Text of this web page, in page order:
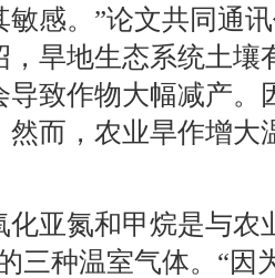
感。”论文共同通
，旱地生态系统土壤
导致作物大幅减产。
然而，农业旱作增大
亚氮和甲烷是与农
三种温室气体。“因